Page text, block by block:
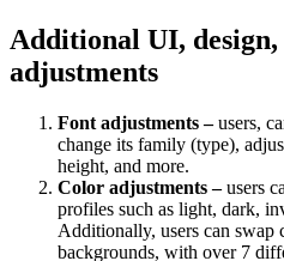
Additional UI,
adjustments
Font adjustments –users,
change its family (type),
height, and more.
Color adjustments –users
profiles such as light, dark,
Additionally, users can swap
backgrounds, with over 7